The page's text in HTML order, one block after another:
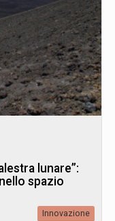
lunare”:
spazio
Innovazione